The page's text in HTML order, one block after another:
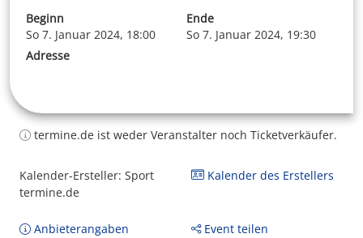
Beginn
So 7. Januar 2024, 18:00
Ende
So 7. Januar 2024, 19:30
Adresse
termine.de ist weder Veranstalter noch Ticketverkäufer.
Kalender-Ersteller: Sport
termine.de
Kalender des Erstellers
Anbieterangaben Event teilen